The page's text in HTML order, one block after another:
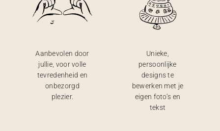
Aanbevolen door
jullie, voor volle
tevredenheid en
onbezorgd
plezier.
Unieke,
persoonlijke
designs te
bewerken met je
eigen foto’s en
tekst